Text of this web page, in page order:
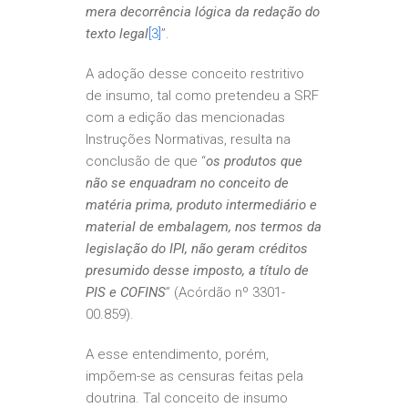
mera decorrência lógica da redação do
texto legal [3]”.
A adoção desse conceito restritivo
de insumo, tal como pretendeu a SRF
com a edição das mencionadas
Instruções Normativas, resulta na
conclusão de que “os produtos que
não se enquadram no conceito de
matéria prima, produto intermediário e
material de embalagem, nos termos da
legislação do IPI, não geram créditos
presumido desse imposto, a título de
PIS e COFINS” (Acórdão nº 3301-
00.859).
A esse entendimento, porém,
impõem-se as censuras feitas pela
doutrina. Tal conceito de insumo